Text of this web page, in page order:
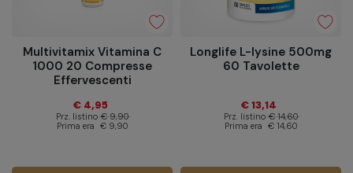
Multivitamix Vitamina C
1000 20 Compresse
Effervescenti
€ 4,95
Prz. listino € 9,90
Prima era € 9,90
Longlife L-lysine 500mg
60 Tavolette
€ 13,14
Prz. listino € 14,60
Prima era € 14,60